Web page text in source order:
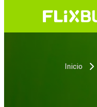
Inicio